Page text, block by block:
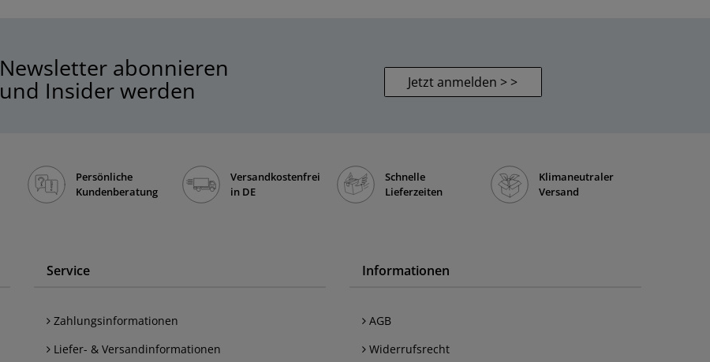
Newsletter abonnieren
und Insider werden Jetzt anmelden > >
Persönliche
Kundenberatung
Versandkostenfrei
in DE
Schnelle
Lieferzeiten
Klimaneutraler
Versand
Service
Zahlungsinformationen
Liefer- & Versandinformationen
Informationen
AGB
Widerrufsrecht